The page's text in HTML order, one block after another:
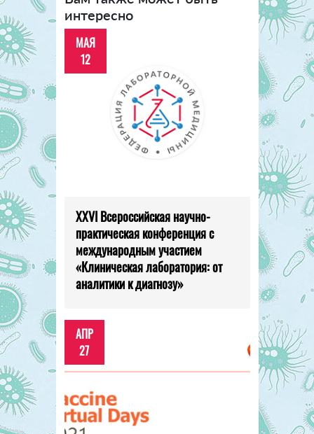
интересно
МАЯ
12
XXVI Всероссийская научно-
практическая конференция с
международным участием
«Клиническая лаборатория: от
аналитики к диагнозу»
АПР
27